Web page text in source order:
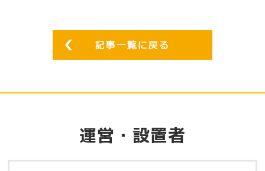
運営・設置者